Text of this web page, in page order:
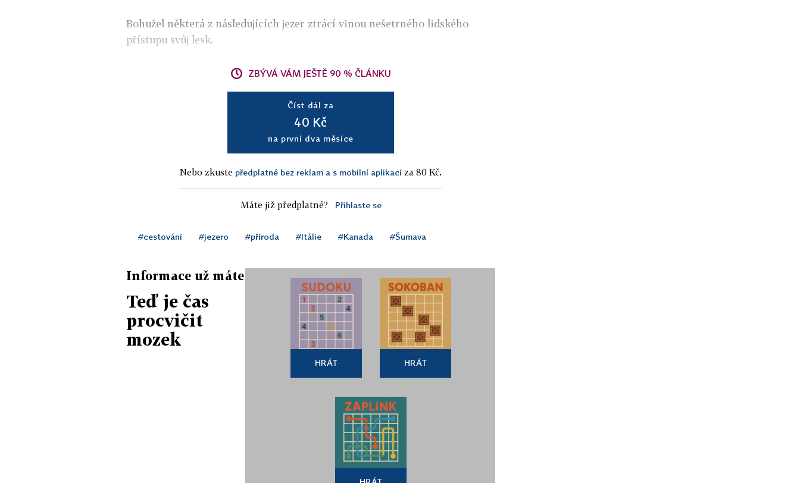
Bohužel některá z následujících jezer ztrácí vinou nešetrného lidského
přístupu svůj lesk.
ZBÝVÁ VÁM JEŠTĚ 90 % ČLÁNKU
Číst dál za
40 Kč
na první dva měsíce
Nebo zkuste předplatné bez reklam a s mobilní aplikací za 80 Kč.
Máte již předplatné? Přihlaste se
#cestování #jezero #příroda #Itálie #Kanada #Šumava
Informace už máte
Teď je čas
procvičit
mozek
HRÁT HRÁT